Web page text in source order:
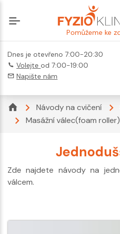
Pomůžeme ke
Dnes je otevřeno 7:00-20:30
Volejte od 7:00-19:00
Napište nám
Návody na cvičení
Masážní válec(foam roller)
Zde najdete návody na
válcem.